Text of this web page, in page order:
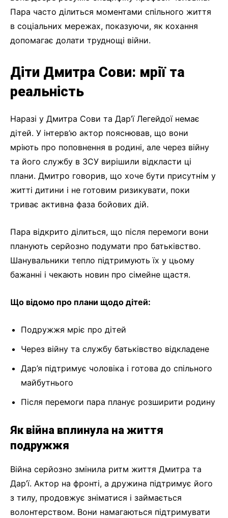
Пара часто ділиться моментами спільного життя
в соціальних мережах, показуючи, як кохання
допомагає долати труднощі війни.
Діти Дмитра Сови: мрії та
реальність
Наразі у Дмитра Сови та Дар’ї Легейдої немає
дітей. У інтерв’ю актор пояснював, що вони
мріють про поповнення в родині, але через війну
та його службу в ЗСУ вирішили відкласти ці
плани. Дмитро говорив, що хоче бути присутнім у
житті дитини і не готовим ризикувати, поки
триває активна фаза бойових дій.
Пара відкрито ділиться, що після перемоги вони
планують серйозно подумати про батьківство.
Шанувальники тепло підтримують їх у цьому
бажанні і чекають новин про сімейне щастя.
Що відомо про плани щодо дітей:
Подружжя мріє про дітей
Через війну та службу батьківство відкладене
Дар’я підтримує чоловіка і готова до спільного
майбутнього
Після перемоги пара планує розширити родину
Як війна вплинула на життя
подружжя
Війна серйозно змінила ритм життя Дмитра та
Дар’ї. Актор на фронті, а дружина підтримує його
з тилу, продовжує зніматися і займається
волонтерством. Вони намагаються підтримувати